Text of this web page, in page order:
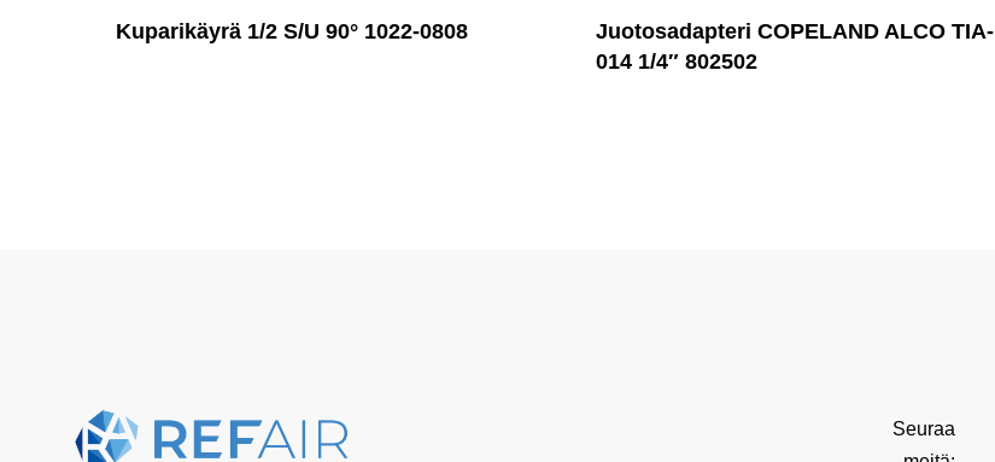
Kuparikäyrä 1/2 S/U 90° 1022-0808
Juotosadapteri COPELAND ALCO TIA-
014 1/4″ 802502
Seuraa